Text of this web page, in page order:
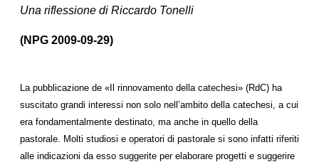
Una riflessione di Riccardo Tonelli
(NPG 2009-09-29)
La pubblicazione de «Il rinnovamento della catechesi» (RdC) ha
suscitato grandi interessi non solo nell’ambito della catechesi, a cui
era fondamentalmente destinato, ma anche in quello della
pastorale. Molti studiosi e operatori di pastorale si sono infatti riferiti
alle indicazioni da esso suggerite per elaborare progetti e suggerire